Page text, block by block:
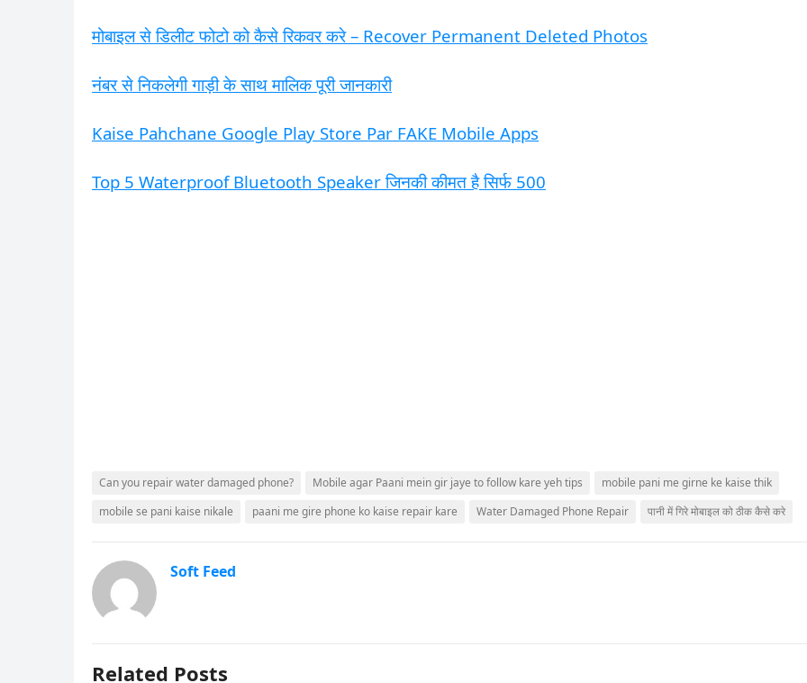
मोबाइल से डिलीट फोटो को कैसे रिकवर करे – Recover Permanent Deleted Photos
नंबर से निकलेगी गाड़ी के साथ मालिक पूरी जानकारी
Kaise Pahchane Google Play Store Par FAKE Mobile Apps
Top 5 Waterproof Bluetooth Speaker जिनकी कीमत है सिर्फ 500
Can you repair water damaged phone? Mobile agar Paani mein gir jaye to follow kare yeh tips
mobile pani me girne ke kaise thik
mobile se pani kaise nikale
paani me gire phone ko kaise repair kare Water Damaged Phone Repair पानी में गिरे मोबाइल को ठीक कैसे करे
Soft Feed
Related Posts